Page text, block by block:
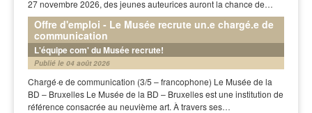
27 novembre 2026, des jeunes auteurices auront la chance de…
Offre d'emploi - Le Musée recrute un.e chargé.e de
communication
L'équipe com' du Musée recrute!
Publié le 04 août 2026
Chargé·e de communication (3/5 – francophone) Le Musée de la
BD – Bruxelles Le Musée de la BD – Bruxelles est une institution de
référence consacrée au neuvième art. À travers ses…